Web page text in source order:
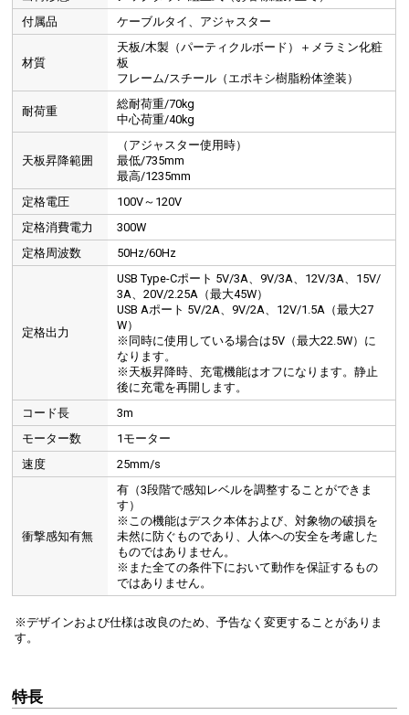
付属品
ケーブルタイ、アジャスター
材質
天板/木製（パーティクルボード）＋メラミン化粧
板
フレーム/スチール（エポキシ樹脂粉体塗装）
耐荷重
総耐荷重/70kg
中心荷重/40kg
天板昇降範囲
（アジャスター使用時）
最低/735mm
最高/1235mm
定格電圧
100V～120V
定格消費電力
300W
定格周波数
50Hz/60Hz
定格出力
USB Type-Cポート 5V/3A、9V/3A、12V/3A、15V/
3A、20V/2.25A（最大45W）
USB Aポート 5V/2A、9V/2A、12V/1.5A（最大27
W）
※同時に使用している場合は5V（最大22.5W）に
なります。
※天板昇降時、充電機能はオフになります。静止
後に充電を再開します。
コード長
3m
モーター数
1モーター
速度
25mm/s
衝撃感知有無
有（3段階で感知レベルを調整することができま
す）
※この機能はデスク本体および、対象物の破損を
未然に防ぐものであり、人体への安全を考慮した
ものではありません。
※また全ての条件下において動作を保証するもの
ではありません。
※デザインおよび仕様は改良のため、予告なく変更することがありま
す。
特長